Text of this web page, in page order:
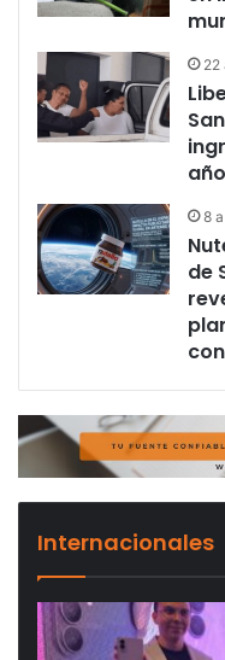
22
8
de
Internacionales